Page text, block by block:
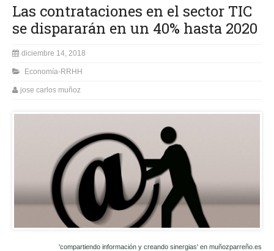
Las contrataciones en el sector TIC
se dispararán en un 40% hasta 2020
diciembre 14, 2018
Economía-RRHH
jose carlos muñoz
'compartiendo información y creando sinergias' en muñozparreño.es